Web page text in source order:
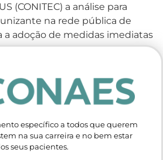
(CONITEC) a análise para
na rede pública de
a adoção de medidas imediatas
específico a todos que querem
na sua carreira e no bem estar
seus pacientes.